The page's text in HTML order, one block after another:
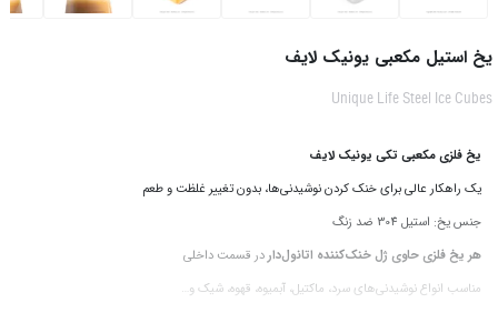
یخ استیل مکعبی یونیک لایف
Unique Life Steel Ice Cubes
یخ فلزی مکعبی تکی یونیک لایف
یک راهکار عالی برای خنک کردن نوشیدنی‌ها، بدون تغییر غلظت و طعم
جنس یخ: استیل 304 ضد زنگ
هر یخ فلزی حاوی ژل خنک‌کننده اتانول‌داردر قسمت داخلی
مناسب انواع نوشیدنی‌های سرد، ماکتیل، آبمیوه، قهوه، شیک و…